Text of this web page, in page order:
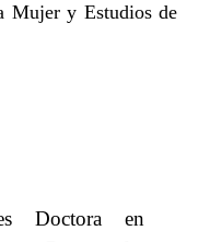
Mujer y Estudios de
Doctora en​​